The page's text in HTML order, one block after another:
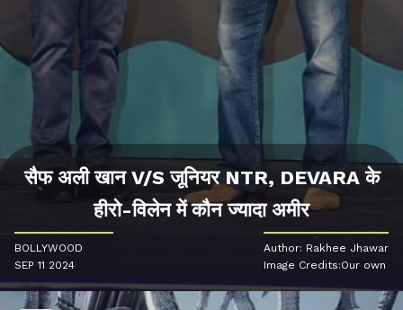
सैफ अली खान V/S जूनियर NTR, DEVARA के
हीरो-विलेन में कौन ज्यादा अमीर
BOLLYWOOD
SEP 11 2024
Author: Rakhee Jhawar
Image Credits:Our own